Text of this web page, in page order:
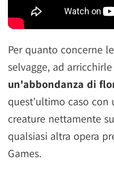
Per quanto concerne
selvagge, ad arricchirle
un'abbondanza di
quest'ultimo caso con
creature nettamente
qualsiasi altra opera
Games.